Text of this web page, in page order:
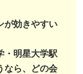
が効きやすい
・明星大学駅
なら、どの会